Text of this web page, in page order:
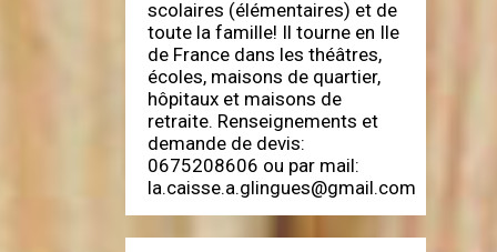
scolaires (élémentaires) et de
toute la famille! Il tourne en Ile
de France dans les théâtres,
écoles, maisons de quartier,
hôpitaux et maisons de
retraite. Renseignements et
demande de devis:
0675208606 ou par mail:
la.caisse.a.glingues@gmail.com